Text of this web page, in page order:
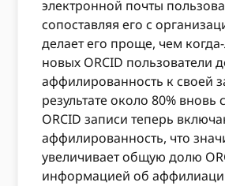
электронной почты
сопоставляя его с
делает его проще, чем
новых ORCID пользователи
аффилированность к своей
результате около 80% вновь
ORCID записи теперь
аффилированность, что
увеличивает общую долю
информацией об